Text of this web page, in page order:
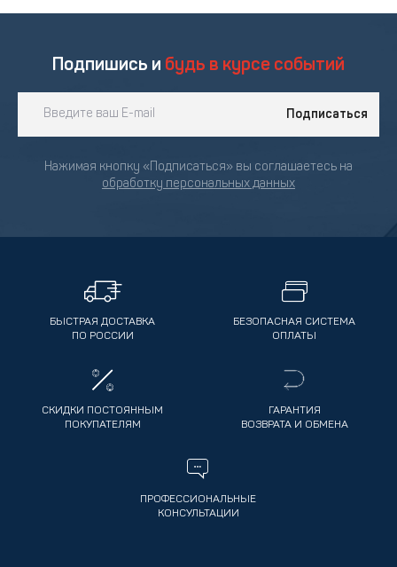
Подпишись и будь в курсе событий
Подписаться
Нажимая кнопку «Подписаться» вы соглашаетесь на
обработку персональных данных
БЫСТРАЯ ДОСТАВКА
ПО РОССИИ
БЕЗОПАСНАЯ СИСТЕМА
ОПЛАТЫ
СКИДКИ ПОСТОЯННЫМ
ПОКУПАТЕЛЯМ
ГАРАНТИЯ
ВОЗВРАТА И ОБМЕНА
ПРОФЕССИОНАЛЬНЫЕ
КОНСУЛЬТАЦИИ